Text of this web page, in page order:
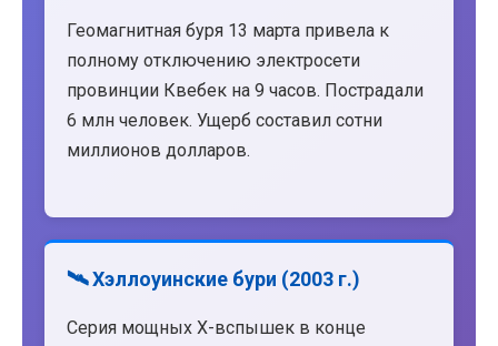
Геомагнитная буря 13 марта привела к
полному отключению электросети
провинции Квебек на 9 часов. Пострадали
6 млн человек. Ущерб составил сотни
миллионов долларов.
🛰️ Хэллоуинские бури (2003 г.)
Серия мощных X-вспышек в конце